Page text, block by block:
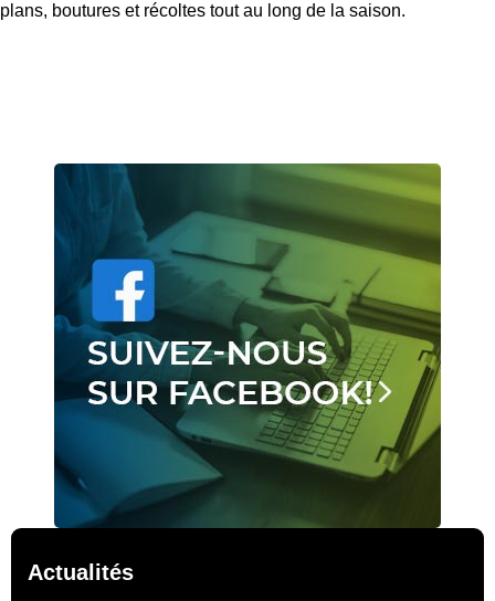
plans, boutures et récoltes tout au long de la saison.
Actualités